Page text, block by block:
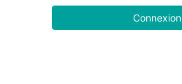
Connexion